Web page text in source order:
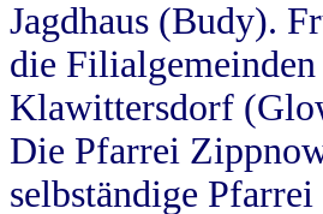
Jagdhaus (Budy).
die
Klawittersdorf
Die Pfarrei
selbständige